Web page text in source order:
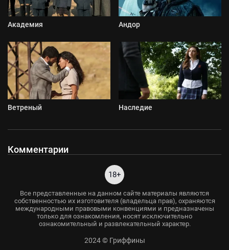
Академия Андор
Ветреный Наследие
Комментарии
18+
Все представленные на данном сайте материалы являются
собственностью их изготовителя (владельца прав), охраняются
международными правовыми конвенциями и предназначены
только для ознакомления, носят исключительно
ознакомительный и развлекательный характер.
2024 © Гриффины